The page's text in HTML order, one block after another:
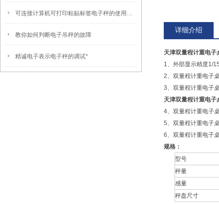
可连接计算机可打印粘贴标签电子秤的使用方法
教你如何判断电子吊秤的故障
精诚电子表示电子秤的调试*
详细介绍
天津双量程计重电子
1、外部显示精度1/
2、双量程计重电子
3、双量程计重电子
天津双量程计重电子
4、双量程计重电子
5、双量程计重电子
6、双量程计重电子
规格：
型号
秤量
感量
秤盘尺寸